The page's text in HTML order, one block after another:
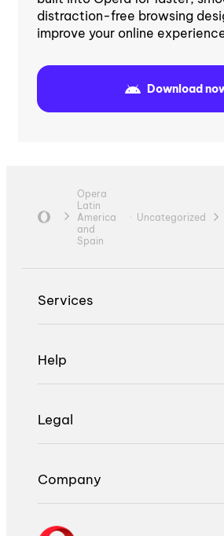
distraction-free browsing
improve your online
Download
Opera
Latin
America
and
Spain
Uncategorized
Services
Help
Legal
Company